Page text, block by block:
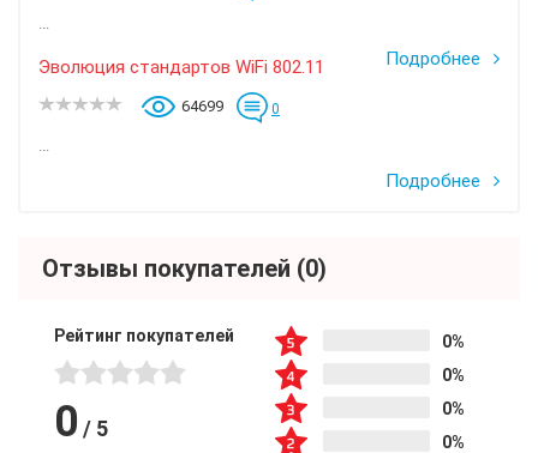
...
Подробнее
Эволюция стандартов WiFi 802.11
64699 0
...
Подробнее
Отзывы покупателей (0)
Рейтинг покупателей
0 / 5
0%
0%
0%
0%